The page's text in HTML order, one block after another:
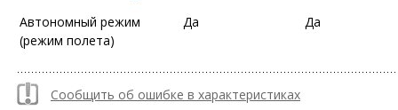
Автономный режим
(режим полета)
Да Да
Сообщить об ошибке в характеристиках